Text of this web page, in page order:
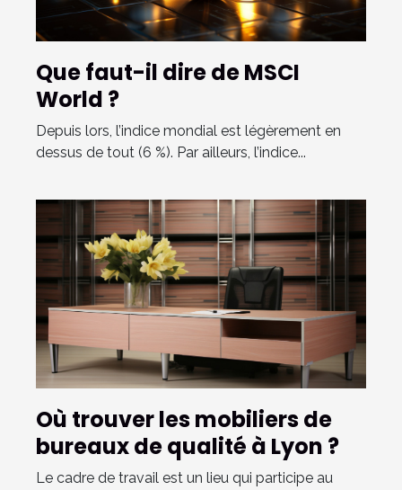
Que faut-il dire de MSCI
World ?
Depuis lors, l’indice mondial est légèrement en
dessus de tout (6 %). Par ailleurs, l’indice...
Où trouver les mobiliers de
bureaux de qualité à Lyon ?
Le cadre de travail est un lieu qui participe au